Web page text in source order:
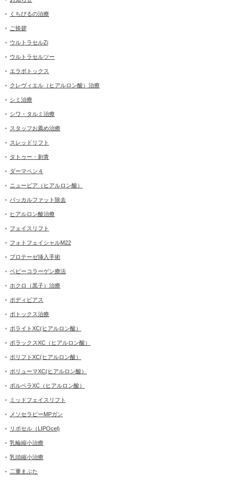
くちびるの治療
ご挨拶
ウルトラセルZi
ウルトラセルツー
エラボトックス
クレヴィエル（ヒアルロン酸）治療
シミ治療
シワ・タルミ治療
スタッフお薦め治療
スレッドリフト
タトゥー・刺青
ダーマペン４
ニュービア（ヒアルロン酸）
バッカルファット除去
ヒアルロン酸治療
フェイスリフト
フォトフェイシャルM22
プロテーゼ挿入手術
ベビーコラーゲン療法
ホクロ（黒子）治療
ボディピアス
ボトックス治療
ボライトXC(ヒアルロン酸）
ボラックスXC（ヒアルロン酸）
ボリフトXC(ヒアルロン酸）
ボリューマXC(ヒアルロン酸）
ボルベラXC（ヒアルロン酸）
ミッドフェイスリフト
メソセラピーMPガン
リポセル（LIPOcel)
乳輪縮小治療
乳頭縮小治療
二重まぶた